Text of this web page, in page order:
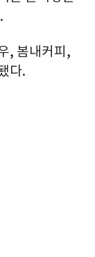
, 봄내커피,
다.